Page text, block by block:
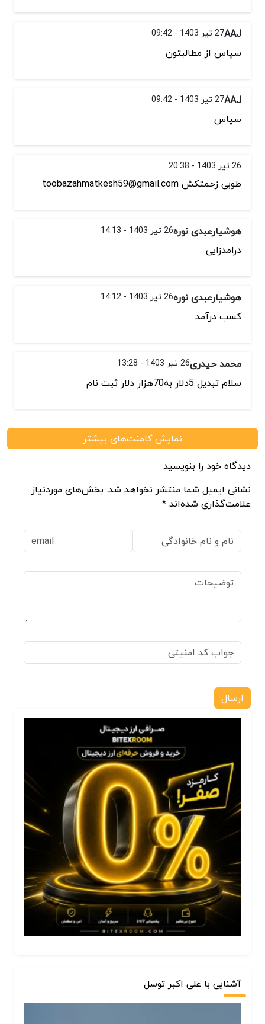
AAJ27 تیر 1403 - 09:42
سپاس از مطالبتون
AAJ27 تیر 1403 - 09:42
سپاس
26 تیر 1403 - 20:38
طوبی زحمتکش toobazahmatkesh59@gmail.com
هوشیارعبدی نوره26 تیر 1403 - 14:13
درامدزایی
هوشیارعبدی نوره26 تیر 1403 - 14:12
کسب درآمد
محمد حیدری26 تیر 1403 - 13:28
سلام تبدیل 5دلار به70هزار دلار ثبت نام
نمایش کامنت‌های بیشتر
دیدگاه خود را بنویسید
نشانی ایمیل شما منتشر نخواهد شد. بخش‌های موردنیاز
علامت‌گذاری شده‌اند *
ارسال
آشنایی با علی اکبر توسل